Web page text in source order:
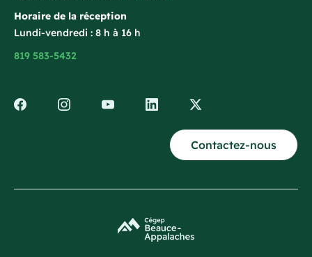
Horaire de la réception
Lundi-vendredi : 8 h à 16 h
819 583-5432
Contactez-nous